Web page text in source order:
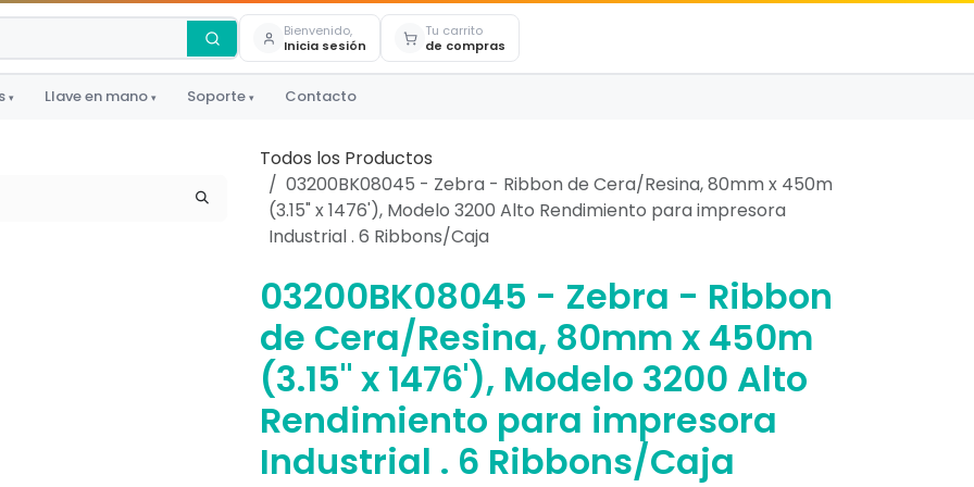
Bienvenido,
Inicia sesión
Tu carrito
de compras
▾ Llave en mano ▾ Soporte ▾ Contacto
Todos los Productos
03200BK08045 - Zebra - Ribbon de Cera/Resina, 80mm x 450m
(3.15" x 1476'), Modelo 3200 Alto Rendimiento para impresora
Industrial . 6 Ribbons/Caja
03200BK08045 - Zebra - Ribbon
de Cera/Resina, 80mm x 450m
(3.15" x 1476'), Modelo 3200 Alto
Rendimiento para impresora
Industrial . 6 Ribbons/Caja